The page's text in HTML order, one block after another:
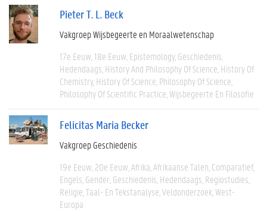
Pieter T. L. Beck
Vakgroep Wijsbegeerte en Moraalwetenschap
17e Eeuw 18e Eeuw Epistemology Geschiedenis
Hedendaags History And Philosophy Of Science History Of
Chemistry History Of Science Philosophy Of Science
Philosophy Of Scientific Practice Wijsbegeerte En Filosofie
Felicitas Maria Becker
Vakgroep Geschiedenis
19e Eeuw 20e Eeuw Afrika Afrikaanse Talen Comparatief
Engels Gender Geschiedenis Hedendaags Regiostudies
Religie Taal- En Tekstanalyse Veldonderzoek West-
Europa